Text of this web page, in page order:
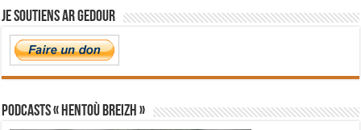
Je soutiens Ar Gedour
PODCASTS « Hentoù Breizh »